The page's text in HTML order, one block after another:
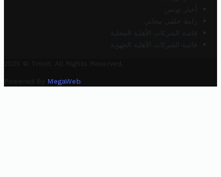
أخبار تونس
رابط خلفي مجاني
قائمة الشركات الأهلية المحلية
قائمة الشركات الأهلية الجهوية
2025 © Trovit. All Rights Reserved.
Powered By MegaWeb